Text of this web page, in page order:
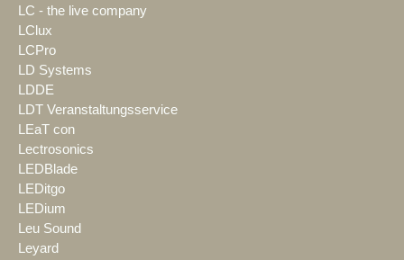
LC - the live company
LClux
LCPro
LD Systems
LDDE
LDT Veranstaltungsservice
LEaT con
Lectrosonics
LEDBlade
LEDitgo
LEDium
Leu Sound
Leyard